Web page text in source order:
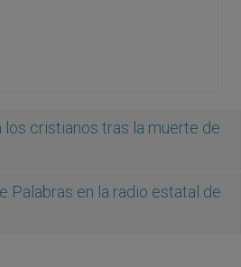
los cristianos tras la muerte de
Palabras en la radio estatal de